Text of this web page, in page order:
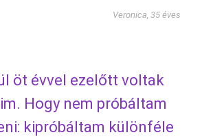
Veronica, 35 éves
öt évvel ezelőtt voltak
Hogy nem próbáltam
kipróbáltam különféle